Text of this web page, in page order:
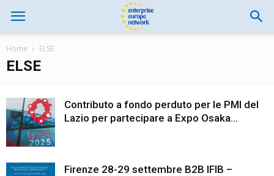
Home ELSE
ELSE
Contributo a fondo perduto per le PMI del
Lazio per partecipare a Expo Osaka...
Firenze 28-29 settembre B2B IFIB –